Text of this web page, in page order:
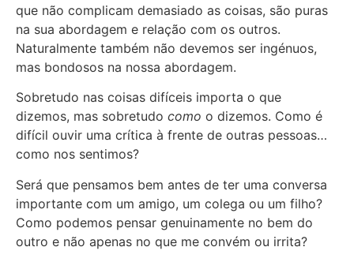
que não complicam demasiado as coisas, são puras
na sua abordagem e relação com os outros.
Naturalmente também não devemos ser ingénuos,
mas bondosos na nossa abordagem.
Sobretudo nas coisas difíceis importa o que
dizemos, mas sobretudo como o dizemos. Como é
difícil ouvir uma crítica à frente de outras pessoas…
como nos sentimos?
Será que pensamos bem antes de ter uma conversa
importante com um amigo, um colega ou um filho?
Como podemos pensar genuinamente no bem do
outro e não apenas no que me convém ou irrita?